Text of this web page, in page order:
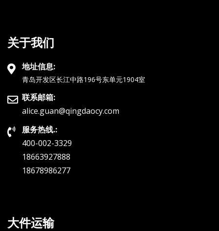
关于我们
地址信息:
青岛开发区长江中路196号东单元1904室
联系邮箱:
alice.guan@qingdaocy.com
服务热线.:
400-002-3329
18663927888
18678986277
大件运输